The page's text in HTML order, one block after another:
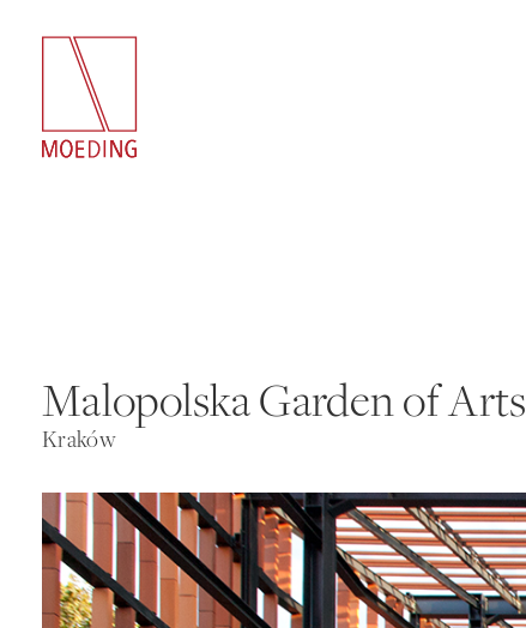
Malopolska Garden of Arts
Kraków